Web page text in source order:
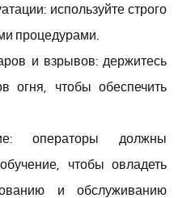
используйте строго
процедурами.
и взрывов: держитесь
огня, чтобы обеспечить
операторы должны
чтобы овладеть
и обслуживанию